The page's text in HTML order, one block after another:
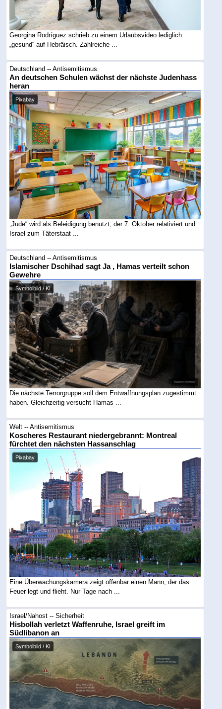
Georgina Rodríguez schrieb zu einem Urlaubsvideo lediglich
„gesund“ auf Hebräisch. Zahlreiche ...
Deutschland -- Antisemitismus
An deutschen Schulen wächst der nächste Judenhass
heran
Pixabay
„Jude“ wird als Beleidigung benutzt, der 7. Oktober relativiert und
Israel zum Täterstaat ...
Deutschland -- Antisemitismus
Islamischer Dschihad sagt Ja , Hamas verteilt schon
Gewehre
Symbolbild / KI
Die nächste Terrorgruppe soll dem Entwaffnungsplan zugestimmt
haben. Gleichzeitig versucht Hamas ...
Welt -- Antisemitismus
Koscheres Restaurant niedergebrannt: Montreal
fürchtet den nächsten Hassanschlag
Pixabay
Eine Überwachungskamera zeigt offenbar einen Mann, der das
Feuer legt und flieht. Nur Tage nach ...
Israel/Nahost -- Sicherheit
Hisbollah verletzt Waffenruhe, Israel greift im
Südlibanon an
Symbolbild / KI